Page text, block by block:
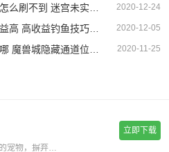
2020-12-24
不到 迷宫未实装道具
2020-12-05
高收益钓鱼技巧一览
2020-11-25
兽城隐藏通道位置一览
比传统回合制更加强大的宠物，摒弃复杂的宠物合成，普通宠物都可以拥有15技能，更有逆天宠物神技，带你体验不一样的宠物养成。一键挂机，解放双手不用肝;无限商城，一莲玉领全奖励;首充神技，助你成就大侠路;满vip，登录就送v15。
立即下载